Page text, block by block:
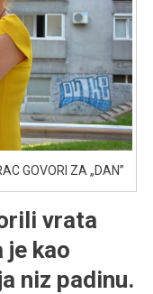
GOVORI ZA „DAN”
vrata
je kao
niz padinu.